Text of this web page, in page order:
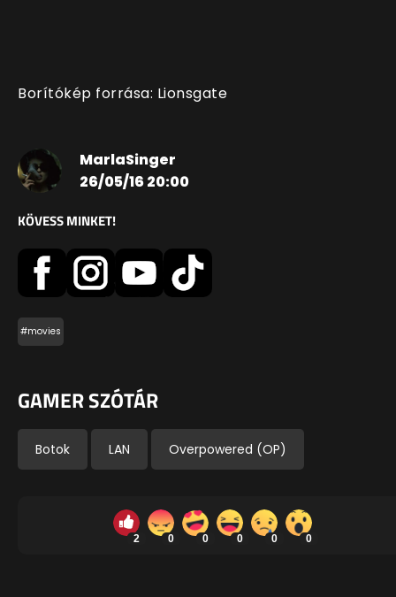
Borítókép forrása: Lionsgate
MarlaSinger
26/05/16 20:00
KÖVESS MINKET!
#movies
GAMER SZÓTÁR
Botok LAN Overpowered (OP)
2 0 0 0 0 0